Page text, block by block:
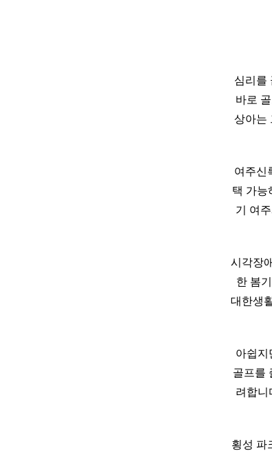
심리를
바로
상아는
여주신
택 가능
기 여
시각장
한 봄
대한생
아쉽
골프를
려합니
횡성 파